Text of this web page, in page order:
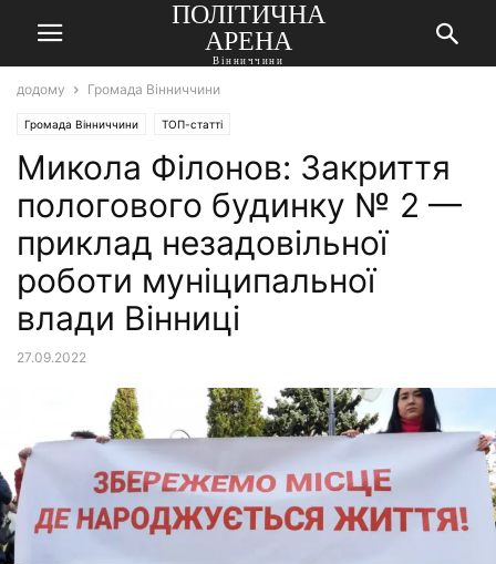
ПОЛІТИЧНА
АРЕНА
Вінниччини
додому Громада Вінниччини
Громада Вінниччини ТОП-статті
Микола Філонов: Закриття
пологового будинку № 2 —
приклад незадовільної
роботи муніципальної
влади Вінниці
27.09.2022